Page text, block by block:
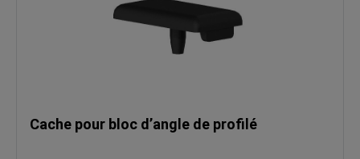
Cache pour bloc d’angle de profilé